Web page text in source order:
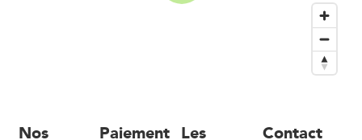
Nos Paiement Les Contact